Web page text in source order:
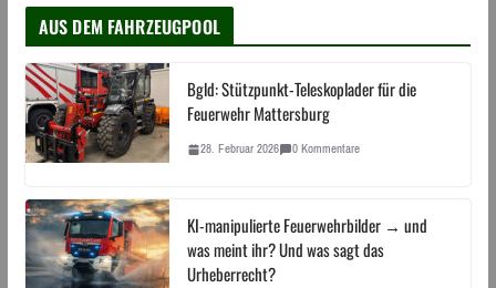
AUS DEM FAHRZEUGPOOL
Bgld: Stützpunkt-Teleskoplader für die
Feuerwehr Mattersburg
28. Februar 2026 0 Kommentare
KI-manipulierte Feuerwehrbilder → und
was meint ihr? Und was sagt das
Urheberrecht?